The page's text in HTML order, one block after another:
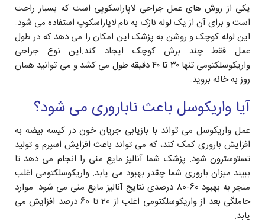
یکی از روش های عمل جراحی لاپاراسکوپی است که بسیار راحت
است و برای آن از یک لوله نازک به نام لاپاراسکوپ استفاده می شود.
این لوله کوچک و روشن به پزشک این امکان را می دهد که در طول
عمل فقط چند برش کوچک ایجاد کند.این نوع جراحی
واریکوسلکتومی تنها ۳۰ تا ۴۰ دقیقه طول می کشد و می توانید همان
روز به خانه بروید.
آیا واریکوسل باعث ناباروری می شود؟
عمل واریکوسل می تواند با بازیابی جریان خون در کیسه بیضه به
افزایش باروری کمک کند، که می تواند باعث افزایش اسپرم و تولید
تستوسترون شود. پزشک شما آنالیز مایع منی را انجام می دهد تا
ببیند میزان باروری شما چقدر بهبود می یابد. واریکوسلکتومی اغلب
منجر به بهبود 60-80 درصدی نتایج آنالیز مایع منی می شود. موارد
حاملگی بعد از واریکوسلکتومی اغلب از 20 تا 60 درصد افزایش می
یابد.